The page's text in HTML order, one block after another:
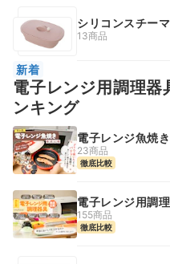
シリコンスチー
13商品
新着
電子レンジ用調理器
ンキング
電子レンジ魚焼き
23商品
徹底比較
電子レンジ用調
155商品
徹底比較